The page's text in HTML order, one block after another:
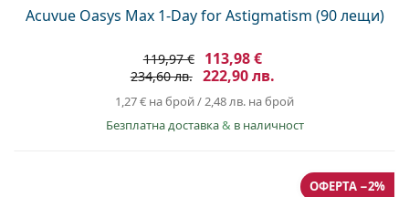
Acuvue Oasys Max 1-Day for Astigmatism (90 лещи)
119,97 € 113,98 €
234,60 лв. 222,90 лв.
1,27 € на брой/ 2,48 лв. на брой
Безплатна доставка& в наличност
ОФЕРТА −2%